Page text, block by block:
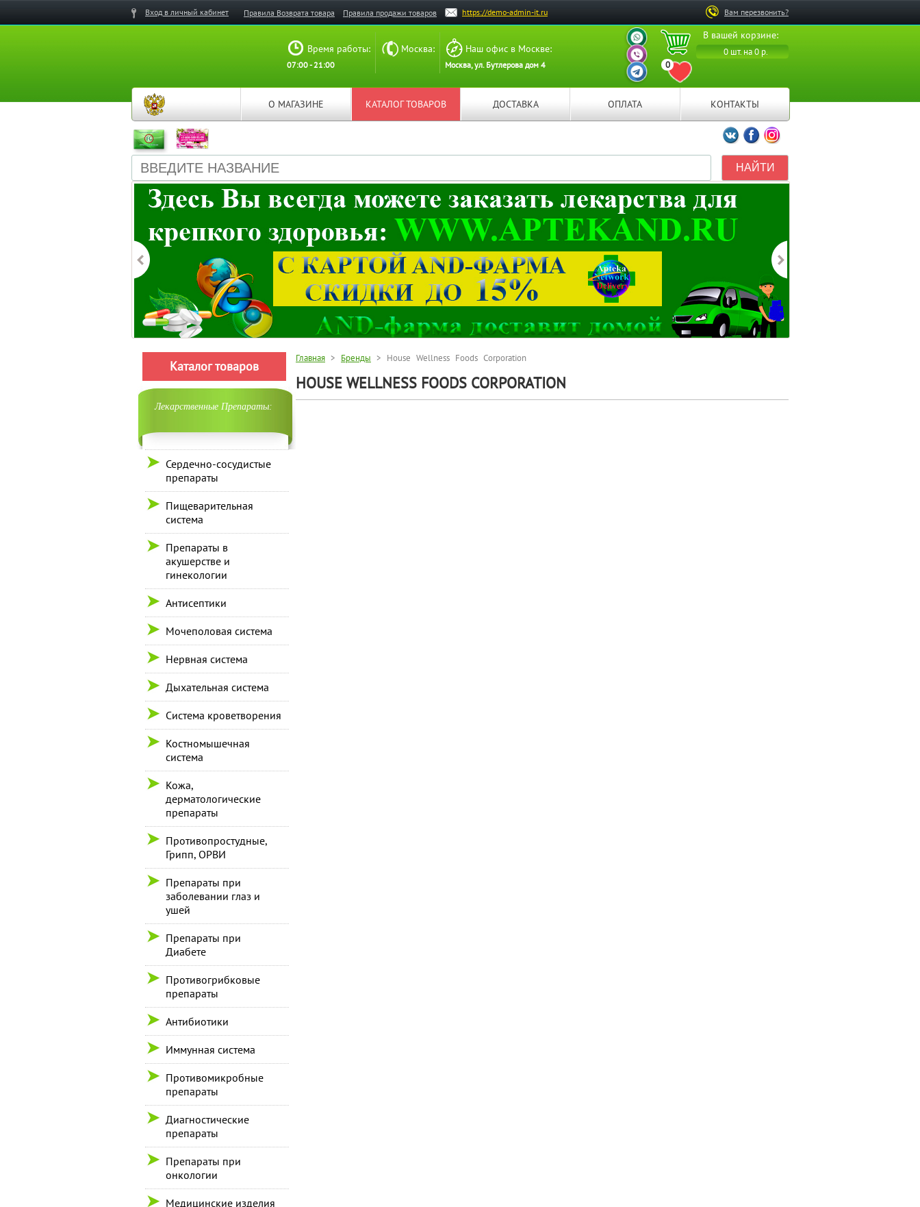
Вам перезвонить?
Вход в личный кабинет Правила Возврата товара Правила продажи товаров https://demo-admin-it.ru
В вашей корзине:
0 шт. на 0 р.
0
ПЕРЕЙТИ В ИЗБРАННОЕ
ВАШ ПЕРСОНАЛЬНЫЙ
МЕНЕДЖЕР
ВАШ ПЕРСОНАЛЬНЫЙ
МЕНЕДЖЕР
ВАШ ПЕРСОНАЛЬНЫЙ
МЕНЕДЖЕР
Время работы:
07:00 - 21:00
Москва: Наш офис в Москве:
Москва, ул. Бутлерова дом 4
О МАГАЗИНЕ КАТАЛОГ ТОВАРОВ ДОСТАВКА ОПЛАТА КОНТАКТЫ
Мы ВКонтакте
Мы на Facebook
Мы в Instagramm
Каталог товаров
Лекарственные Препараты:
Сердечно-сосудистые
препараты
Пищеварительная
система
Препараты в
акушерстве и
гинекологии
Антисептики
Мочеполовая система
Нервная система
Дыхательная система
Система кроветворения
Костномышечная
система
Кожа,
дерматологические
препараты
Противопростудные,
Грипп, ОРВИ
Препараты при
заболевании глаз и
ушей
Препараты при
Диабете
Противогрибковые
препараты
Антибиотики
Иммунная система
Противомикробные
препараты
Диагностические
препараты
Препараты при
онкологии
Медицинские изделия
Главная > Бренды > House Wellness Foods Corporation
HOUSE WELLNESS FOODS CORPORATION